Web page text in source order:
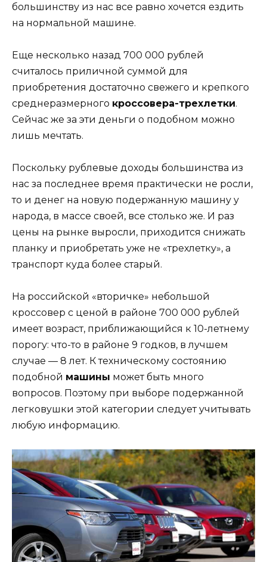
большинству из нас все равно хочется ездить
на нормальной машине.
Еще несколько назад 700 000 рублей
считалось приличной суммой для
приобретения достаточно свежего и крепкого
среднеразмерного кроссовера-трехлетки.
Сейчас же за эти деньги о подобном можно
лишь мечтать.
Поскольку рублевые доходы большинства из
нас за последнее время практически не росли,
то и денег на новую подержанную машину у
народа, в массе своей, все столько же. И раз
цены на рынке выросли, приходится снижать
планку и приобретать уже не «трехлетку», а
транспорт куда более старый.
На российской «вторичке» небольшой
кроссовер с ценой в районе 700 000 рублей
имеет возраст, приближающийся к 10-летнему
порогу: что-то в районе 9 годков, в лучшем
случае — 8 лет. К техническому состоянию
подобной машины может быть много
вопросов. Поэтому при выборе подержанной
легковушки этой категории следует учитывать
любую информацию.